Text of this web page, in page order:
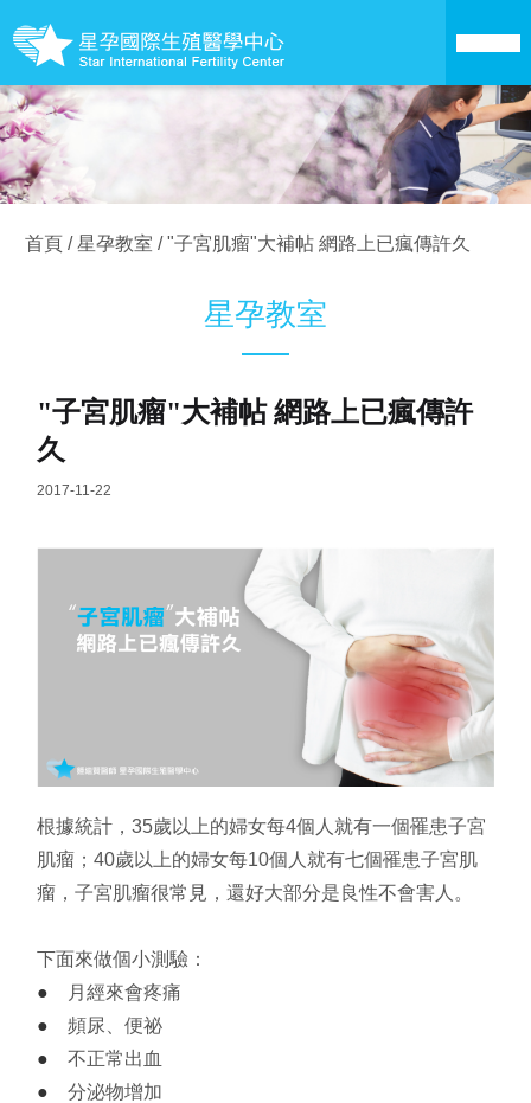
關於星孕
醫療技術
愛心捐卵
星孕教室
首頁 / 星孕教室 / "子宮肌瘤"大補帖 網路上已瘋傳許久
星孕教室
"子宮肌瘤"大補帖 網路上已瘋傳許
久
2017-11-22
根據統計，35歲以上的婦女每4個人就有一個罹患子宮
肌瘤 ；40歲以上的婦女每10個人就有七個罹患子宮肌
瘤，子宮肌瘤很常見，還好大部分是良性不會害人 。
下面來做個小測驗：
●
月經來會疼痛
●頻尿、便祕
●不正常出血
●分泌物增加